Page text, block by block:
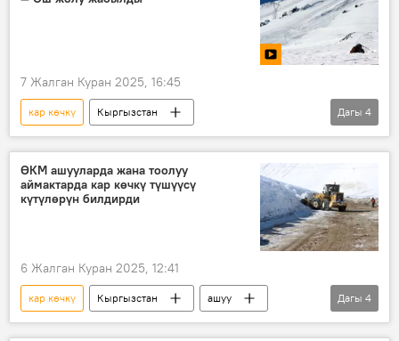
7 Жалган Куран 2025, 16:45
кар көчкү
Кыргызстан
Бишкек – Ош жолу
кырсык
ӨКМ
Видео
Дагы 4
ӨКМ ашууларда жана тоолуу
аймактарда кар көчкү түшүүсү
күтүлөрүн билдирди
6 Жалган Куран 2025, 12:41
кар көчкү Кыргызстан
ашуу
тоолуу аймак
район
кырсык
Дагы 4